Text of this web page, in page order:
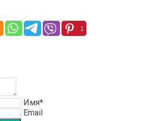
1
Имя*
Email